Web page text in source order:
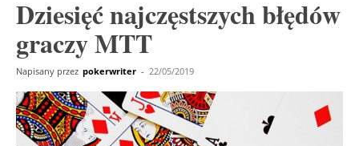
Dziesięć najczęstszych błędów
graczy MTT
Napisany przez pokerwriter - 22/05/2019